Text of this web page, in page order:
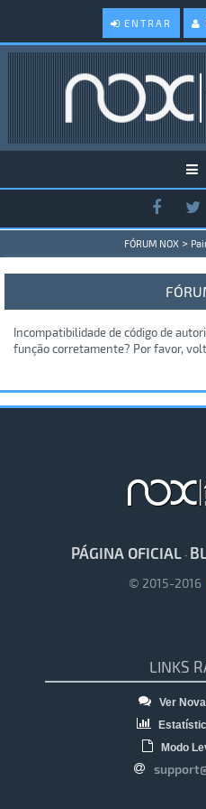
ENTRAR
FÓRUM NOX >
Incompatibilidade de código de
função corretamente? Por favor,
PÁGINA OFICIAL ·
© 2015-2016
LINKS
Ver
Modo